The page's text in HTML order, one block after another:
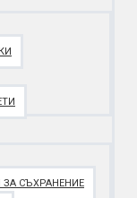
СЪХРАНЕНИЕ